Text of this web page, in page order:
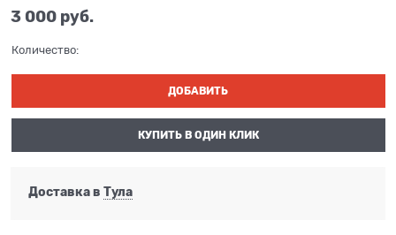
3 000 руб.
Количество:
ДОБАВИТЬ
КУПИТЬ В ОДИН КЛИК
Доставка в Тула